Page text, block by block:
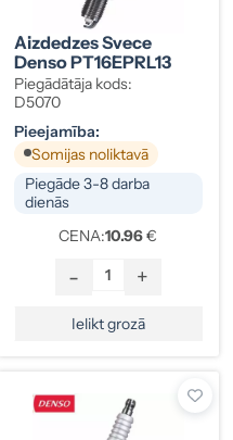
Aizdedzes Svece
Denso PT16EPRL13
Piegādātāja kods:
D5070
Pieejamība:
Somijas noliktavā
Piegāde 3-8 darba
dienās
CENA:10.96€
- +
Ielikt grozā